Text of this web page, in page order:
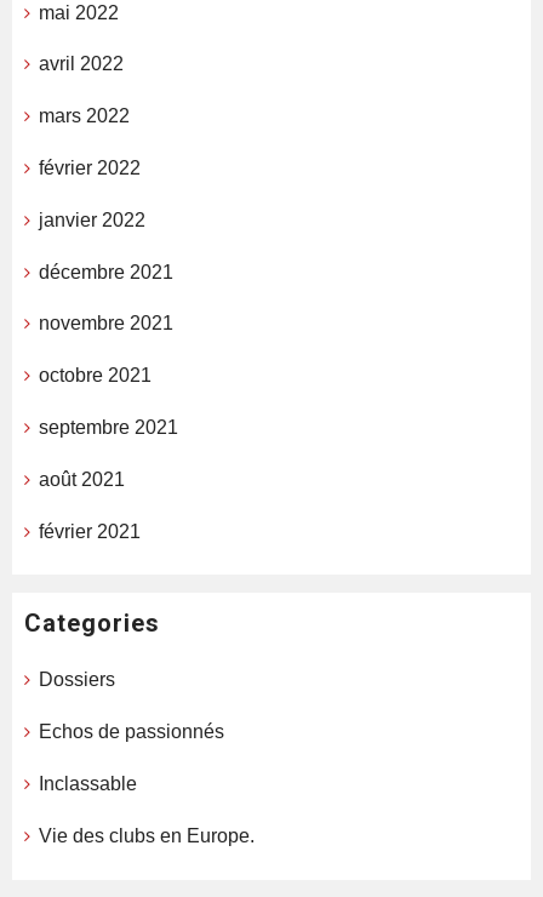
mai 2022
avril 2022
mars 2022
février 2022
janvier 2022
décembre 2021
novembre 2021
octobre 2021
septembre 2021
août 2021
février 2021
Categories
Dossiers
Echos de passionnés
Inclassable
Vie des clubs en Europe.